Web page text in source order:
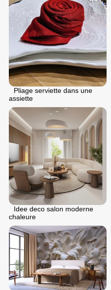
Pliage serviette dans une
assiette
Idee deco salon moderne
chaleure